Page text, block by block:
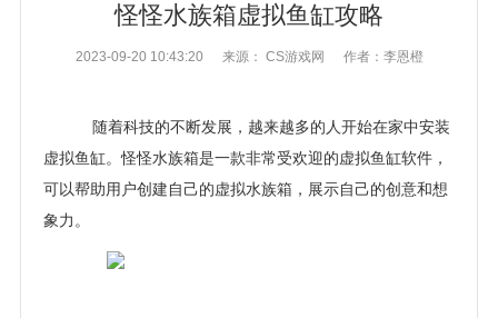
怪怪水族箱虚拟鱼缸攻略
2023-09-20 10:43:20 来源： CS游戏网 作者：李恩橙
随着科技的不断发展，越来越多的人开始在家中安装
虚拟鱼缸。怪怪水族箱是一款非常受欢迎的虚拟鱼缸软件，
可以帮助用户创建自己的虚拟水族箱，展示自己的创意和想
象力。